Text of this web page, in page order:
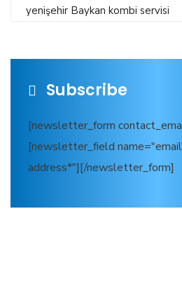
yenişehir Baykan kombi servisi
Subscribe
[newsletter_form
[newsletter_field
address*"][/newsletter_form]